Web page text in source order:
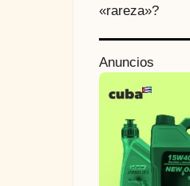
«rareza»?
Anuncios